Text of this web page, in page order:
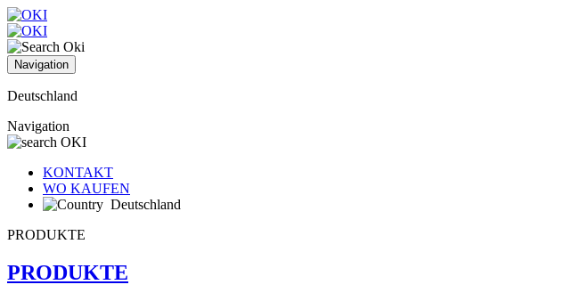
Navigation
Deutschland
Navigation
KONTAKT
WO KAUFEN
Deutschland
PRODUKTE
PRODUKTE